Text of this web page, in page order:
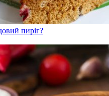
пиріг?